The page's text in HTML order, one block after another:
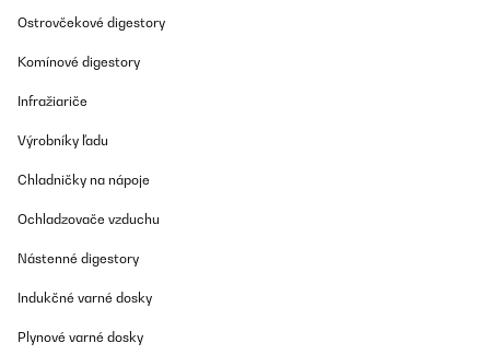
Ostrovčekové digestory
Komínové digestory
Infražiariče
Výrobníky ľadu
Chladničky na nápoje
Ochladzovače vzduchu
Nástenné digestory
Indukčné varné dosky
Plynové varné dosky